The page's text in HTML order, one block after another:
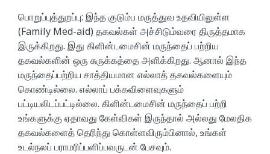
பொறுப்புத்துறப்பு: இந்த குடும்ப மருத்துவ உதவியிலுள்ள
(Family Med-aid) தகவல்கள் அச்சிடும்வரை திருத்தமாக
இருக்கிறது. இது கிளின்டமைசின் மருந்தைப் பற்றிய
தகவல்களின் ஒரு சுருக்கத்தை அளிக்கிறது. ஆனால் இந்த
மருந்தைப்பற்றிய சாத்தியமான எல்லாத் தகவல்களையும்
கொண்டில்லை. எல்லாப் பக்கவிளைவுகளும்
பட்டியலிடப்பட்டில்லை. கிளின்டமைசின் மருந்தைப் பற்றி
உங்களுக்கு ஏதாவது கேள்விகள் இருந்தால் அல்லது மேலதிக
தகவல்களைத் தெரிந்து கொள்ளவிரும்பினால், உங்கள்
உடல்நலப் பராமரிப்பளிப்பவருடன் பேசவும்.